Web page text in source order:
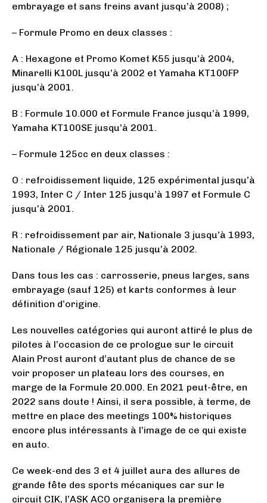
embrayage et sans freins avant jusqu’à 2008) ;
– Formule Promo en deux classes :
A : Hexagone et Promo Komet K55 jusqu’à 2004,
Minarelli K100L jusqu’à 2002 et Yamaha KT100FP
jusqu’à 2001.
B : Formule 10.000 et Formule France jusqu’à 1999,
Yamaha KT100SE jusqu’à 2001.
– Formule 125cc en deux classes :
O : refroidissement liquide, 125 expérimental jusqu’à
1993, Inter C / Inter 125 jusqu’à 1997 et Formule C
jusqu’à 2001.
R : refroidissement par air, Nationale 3 jusqu’à 1993,
Nationale / Régionale 125 jusqu’à 2002.
Dans tous les cas : carrosserie, pneus larges, sans
embrayage (sauf 125) et karts conformes à leur
définition d’origine.
Les nouvelles catégories qui auront attiré le plus de
pilotes à l’occasion de ce prologue sur le circuit
Alain Prost auront d’autant plus de chance de se
voir proposer un plateau lors des courses, en
marge de la Formule 20.000. En 2021 peut-être, en
2022 sans doute ! Ainsi, il sera possible, à terme, de
mettre en place des meetings 100% historiques
encore plus intéressants à l’image de ce qui existe
en auto.
Ce week-end des 3 et 4 juillet aura des allures de
grande fête des sports mécaniques car sur le
circuit CIK, l’ASK ACO organisera la première